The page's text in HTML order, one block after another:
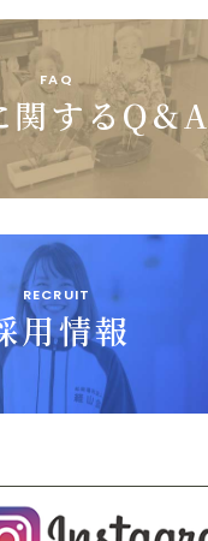
FAQ
関するQ&A
RECRUIT
用情報